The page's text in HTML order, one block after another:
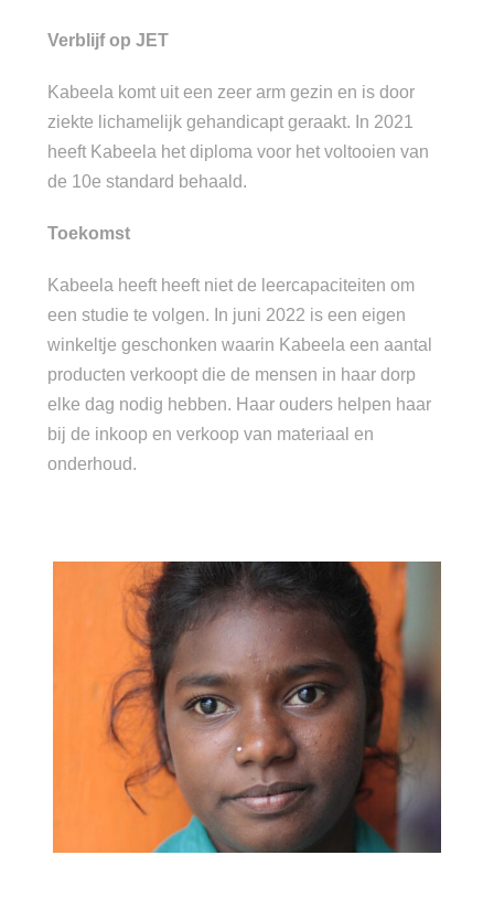
Verblijf op JET
Kabeela komt uit een zeer arm gezin en is door
ziekte lichamelijk gehandicapt geraakt. In 2021
heeft Kabeela het diploma voor het voltooien van
de 10e standard behaald.
Toekomst
Kabeela heeft heeft niet de leercapaciteiten om
een studie te volgen. In juni 2022 is een eigen
winkeltje geschonken waarin Kabeela een aantal
producten verkoopt die de mensen in haar dorp
elke dag nodig hebben. Haar ouders helpen haar
bij de inkoop en verkoop van materiaal en
onderhoud.